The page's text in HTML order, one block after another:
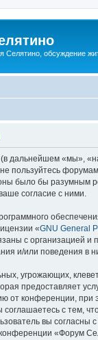
Селятино, обсуждение
дальнейшем «мы»,
пользуйтесь
было бы разумным
согласие с ними.
«GNU General
с организацией
и/или поведения
угрожающих,
предоставляет
от конференции, при
с тем,
вы
«Форум